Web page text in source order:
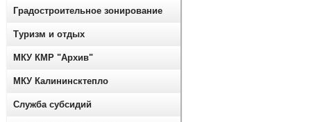
Градостроительное зонирование
Туризм и отдых
МКУ КМР "Архив"
МКУ Калининсктепло
Служба субсидий